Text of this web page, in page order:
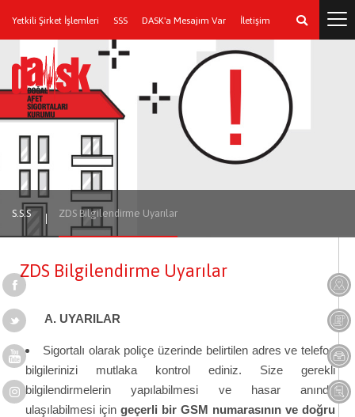
Yetkili Şirket İşlemleri SSS DASK'a Mesajım Var İletişim
S.S.S ZDS Bilgilendirme Uyarılar
ZDS Bilgilendirme Uyarılar
A. UYARILAR
Sigortalı olarak poliçe üzerinde belirtilen adres ve telefon
bilgilerinizi mutlaka kontrol ediniz. Size gerekli
bilgilendirmelerin yapılabilmesi ve hasar anında
ulaşılabilmesi için geçerli bir GSM numarasının ve doğru